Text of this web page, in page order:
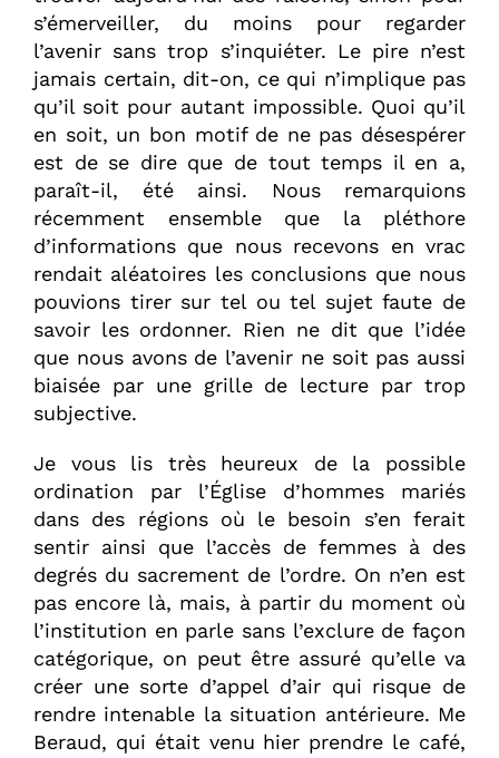
s’émerveiller, du moins pour regarder
l’avenir sans trop s’inquiéter. Le pire n’est
jamais certain, dit-on, ce qui n’implique pas
qu’il soit pour autant impossible. Quoi qu’il
en soit, un bon motif de ne pas désespérer
est de se dire que de tout temps il en a,
paraît-il, été ainsi. Nous remarquions
récemment ensemble que la pléthore
d’informations que nous recevons en vrac
rendait aléatoires les conclusions que nous
pouvions tirer sur tel ou tel sujet faute de
savoir les ordonner. Rien ne dit que l’idée
que nous avons de l’avenir ne soit pas aussi
biaisée par une grille de lecture par trop
subjective.
Je vous lis très heureux de la possible
ordination par l’Église d’hommes mariés
dans des régions où le besoin s’en ferait
sentir ainsi que l’accès de femmes à des
degrés du sacrement de l’ordre. On n’en est
pas encore là, mais, à partir du moment où
l’institution en parle sans l’exclure de façon
catégorique, on peut être assuré qu’elle va
créer une sorte d’appel d’air qui risque de
rendre intenable la situation antérieure. Me
Beraud, qui était venu hier prendre le café,